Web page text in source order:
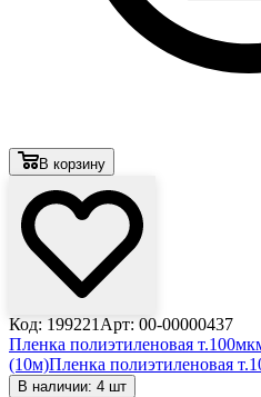
В корзину
Код: 199221 Арт: 00-00000437
Пленка полиэтиленовая
(10м)Пленка полиэтиленовая
В наличии: 4 шт